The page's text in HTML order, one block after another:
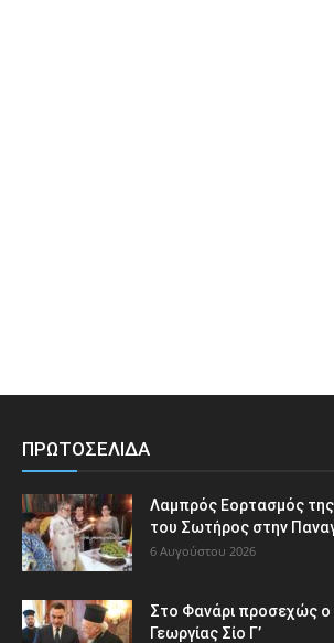
ΠΡΩΤΟΣΕΛΙΔΑ
Λαμπρός Εορτασμός
του Σωτήρος στην
6 Αυγούστου 2026
Στο Φανάρι προσεχώς ο
Γεωργίας Σίο Γ’